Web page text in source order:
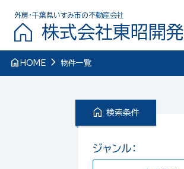
外房・千葉県いすみ市の不動産会社
株式会社東昭開発
home HOME navigate_next 物件一覧
home 検索条件
ジャンル：